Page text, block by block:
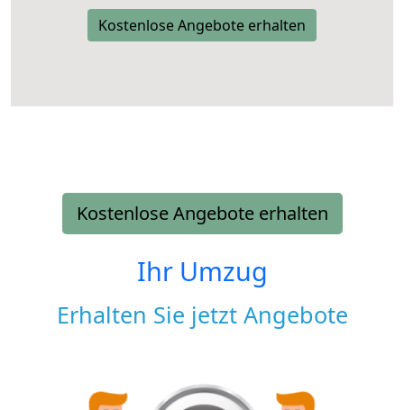
Kostenlose Angebote erhalten
Kostenlose Angebote erhalten
Ihr Umzug
Erhalten Sie jetzt Angebote